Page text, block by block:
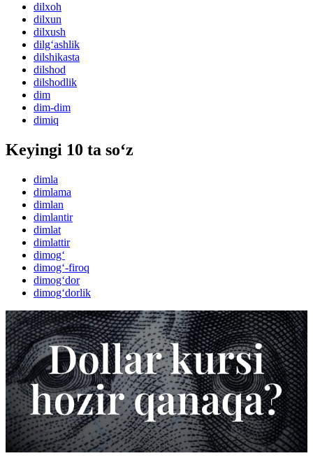
dilxoh
dilxun
dilxush
dilg‘ashlik
dilshikasta
dilshod
dilshodlik
dim
dim-dim
dimiq
Keyingi 10 ta so‘z
dimla
dimlama
dimlan
dimlantir
dimlat
dimlattir
dimog‘
dimog‘-firoq
dimog‘dor
dimog‘dorlik